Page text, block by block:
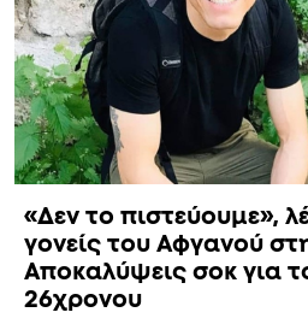
«Δεν το πιστεύουμε»,
γονείς του Αφγανού
Αποκαλύψεις σοκ για
26χρονου